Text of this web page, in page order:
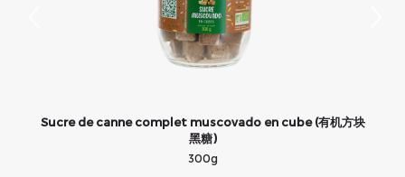
Sucre de canne complet muscovado en cube (有机方块
黑糖)
300g